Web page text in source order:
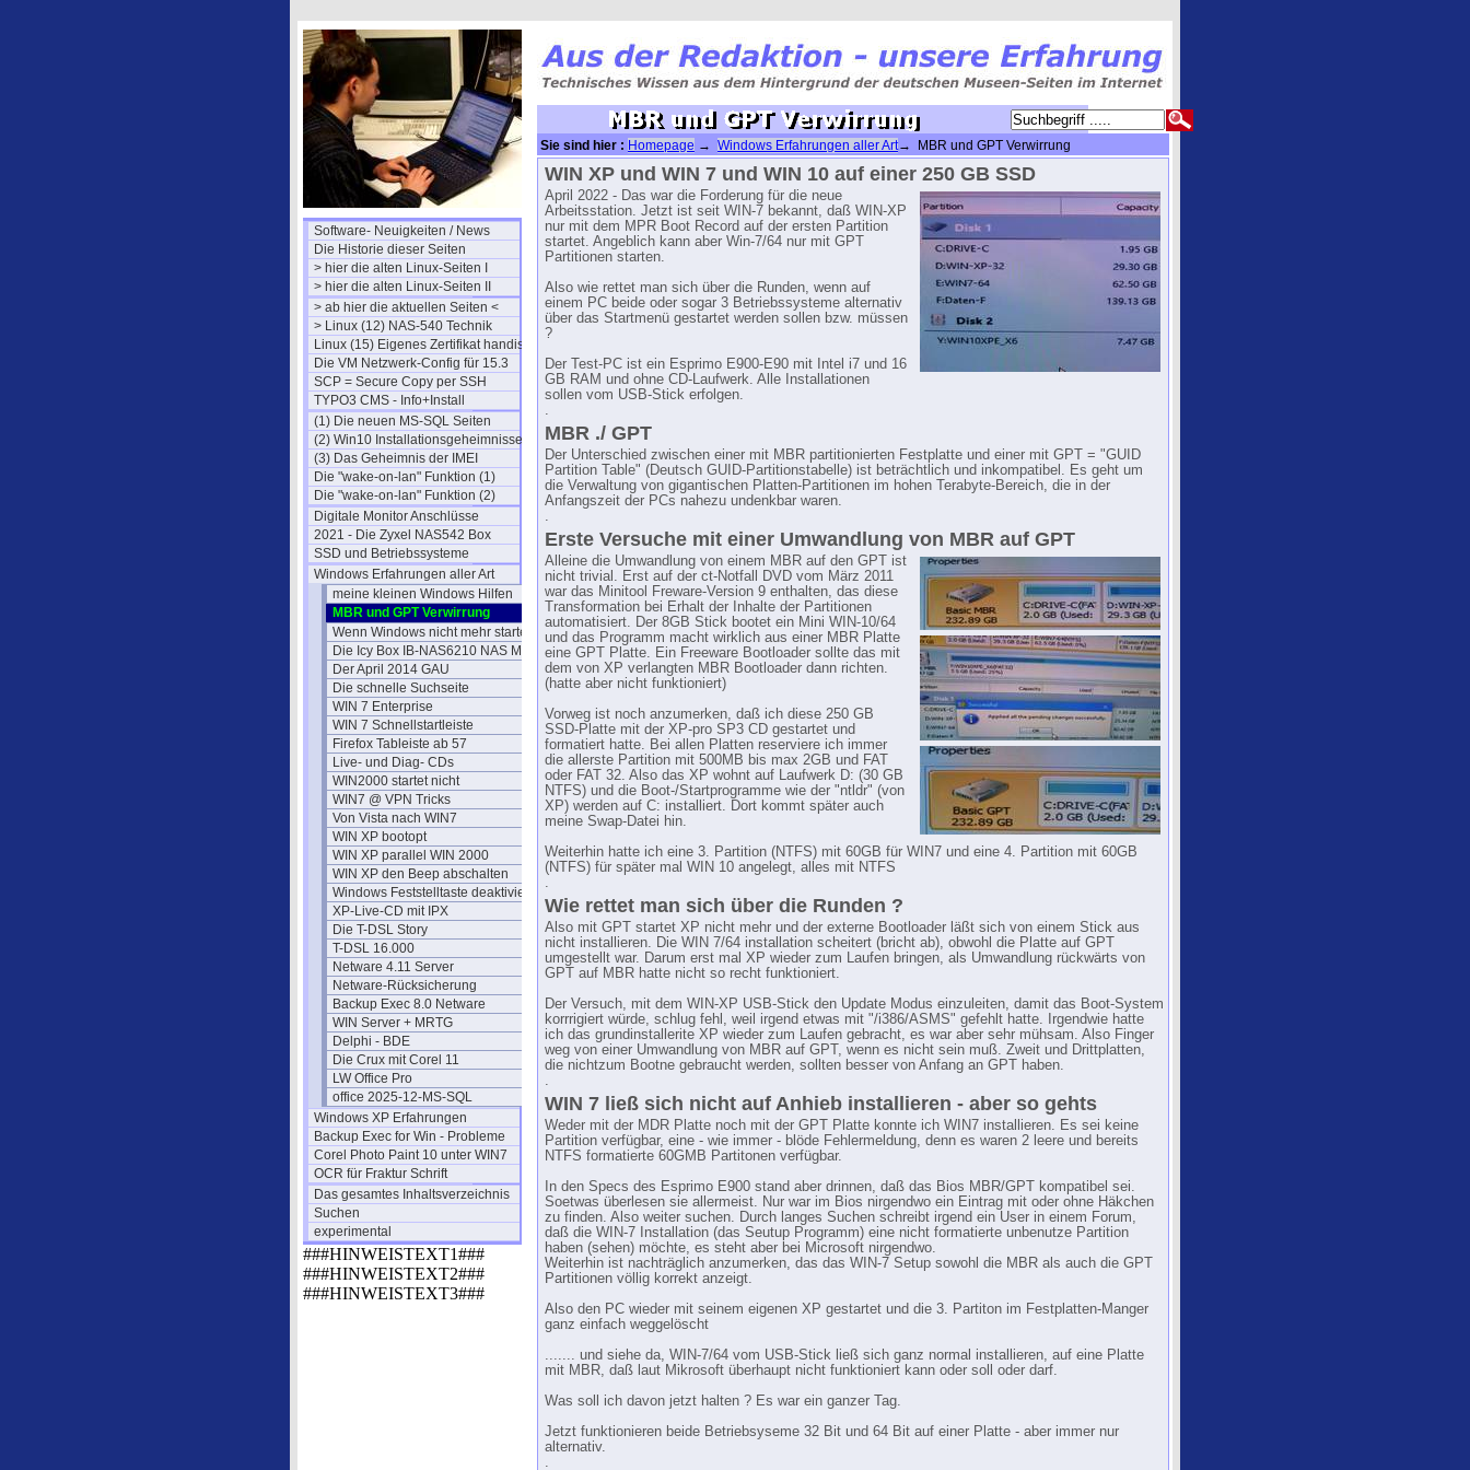
Software- Neuigkeiten / News
Die Historie dieser Seiten
> hier die alten Linux-Seiten I
> hier die alten Linux-Seiten II
> ab hier die aktuellen Seiten <
> Linux (12) NAS-540 Technik
Linux (15) Eigenes Zertifikat handisch
Die VM Netzwerk-Config für 15.3
SCP = Secure Copy per SSH
TYPO3 CMS - Info+Install
(1) Die neuen MS-SQL Seiten
(2) Win10 Installationsgeheimnisse
(3) Das Geheimnis der IMEI
Die "wake-on-lan" Funktion (1)
Die "wake-on-lan" Funktion (2)
Digitale Monitor Anschlüsse
2021 - Die Zyxel NAS542 Box
SSD und Betriebssysteme
Windows Erfahrungen aller Art
meine kleinen Windows Hilfen
MBR und GPT Verwirrung
Wenn Windows nicht mehr startet
Die Icy Box IB-NAS6210 NAS Media Server
Der April 2014 GAU
Die schnelle Suchseite
WIN 7 Enterprise
WIN 7 Schnellstartleiste
Firefox Tableiste ab 57
Live- und Diag- CDs
WIN2000 startet nicht
WIN7 @ VPN Tricks
Von Vista nach WIN7
WIN XP bootopt
WIN XP parallel WIN 2000
WIN XP den Beep abschalten
Windows Feststelltaste deaktivieren
XP-Live-CD mit IPX
Die T-DSL Story
T-DSL 16.000
Netware 4.11 Server
Netware-Rücksicherung
Backup Exec 8.0 Netware
WIN Server + MRTG
Delphi - BDE
Die Crux mit Corel 11
LW Office Pro
office 2025-12-MS-SQL
Windows XP Erfahrungen
Backup Exec for Win - Probleme
Corel Photo Paint 10 unter WIN7
OCR für Fraktur Schrift
Das gesamtes Inhaltsverzeichnis
Suchen
experimental
###HINWEISTEXT1###
###HINWEISTEXT2###
###HINWEISTEXT3###
Sie sind hier : Homepage → Windows Erfahrungen aller Art→ MBR und GPT Verwirrung
WIN XP und WIN 7 und WIN 10 auf einer 250 GB SSD
April 2022 - Das war die Forderung für die neue
Arbeitsstation. Jetzt ist seit WIN-7 bekannt, daß WIN-XP
nur mit dem MPR Boot Record auf der ersten Partition
startet. Angeblich kann aber Win-7/64 nur mit GPT
Partitionen starten.
Also wie rettet man sich über die Runden, wenn auf
einem PC beide oder sogar 3 Betriebssysteme alternativ
über das Startmenü gestartet werden sollen bzw. müssen
?
Der Test-PC ist ein Esprimo E900-E90 mit Intel i7 und 16
GB RAM und ohne CD-Laufwerk. Alle Installationen
sollen vom USB-Stick erfolgen.
.
MBR ./ GPT
Der Unterschied zwischen einer mit MBR partitionierten Festplatte und einer mit GPT = "GUID
Partition Table" (Deutsch GUID-Partitionstabelle) ist beträchtlich und inkompatibel. Es geht um
die Verwaltung von gigantischen Platten-Partitionen im hohen Terabyte-Bereich, die in der
Anfangszeit der PCs nahezu undenkbar waren.
.
Erste Versuche mit einer Umwandlung von MBR auf GPT
Alleine die Umwandlung von einem MBR auf den GPT ist
nicht trivial. Erst auf der ct-Notfall DVD vom März 2011
war das Minitool Freware-Version 9 enthalten, das diese
Transformation bei Erhalt der Inhalte der Partitionen
automatisiert. Der 8GB Stick bootet ein Mini WIN-10/64
und das Programm macht wirklich aus einer MBR Platte
eine GPT Platte. Ein Freeware Bootloader sollte das mit
dem von XP verlangten MBR Bootloader dann richten.
(hatte aber nicht funktioniert)
Vorweg ist noch anzumerken, daß ich diese 250 GB
SSD-Platte mit der XP-pro SP3 CD gestartet und
formatiert hatte. Bei allen Platten reserviere ich immer
die allerste Partition mit 500MB bis max 2GB und FAT
oder FAT 32. Also das XP wohnt auf Laufwerk D: (30 GB
NTFS) und die Boot-/Startprogramme wie der "ntldr" (von
XP) werden auf C: installiert. Dort kommt später auch
meine Swap-Datei hin.
Weiterhin hatte ich eine 3. Partition (NTFS) mit 60GB für WIN7 und eine 4. Partition mit 60GB
(NTFS) für später mal WIN 10 angelegt, alles mit NTFS
.
Wie rettet man sich über die Runden ?
Also mit GPT startet XP nicht mehr und der externe Bootloader läßt sich von einem Stick aus
nicht installieren. Die WIN 7/64 installation scheitert (bricht ab), obwohl die Platte auf GPT
umgestellt war. Darum erst mal XP wieder zum Laufen bringen, als Umwandlung rückwärts von
GPT auf MBR hatte nicht so recht funktioniert.
Der Versuch, mit dem WIN-XP USB-Stick den Update Modus einzuleiten, damit das Boot-System
korrrigiert würde, schlug fehl, weil irgend etwas mit "/i386/ASMS" gefehlt hatte. Irgendwie hatte
ich das grundinstallerite XP wieder zum Laufen gebracht, es war aber sehr mühsam. Also Finger
weg von einer Umwandlung von MBR auf GPT, wenn es nicht sein muß. Zweit und Drittplatten,
die nichtzum Bootne gebraucht werden, sollten besser von Anfang an GPT haben.
.
WIN 7 ließ sich nicht auf Anhieb installieren - aber so gehts
Weder mit der MDR Platte noch mit der GPT Platte konnte ich WIN7 installieren. Es sei keine
Partition verfügbar, eine - wie immer - blöde Fehlermeldung, denn es waren 2 leere und bereits
NTFS formatierte 60GMB Partitonen verfügbar.
In den Specs des Esprimo E900 stand aber drinnen, daß das Bios MBR/GPT kompatibel sei.
Soetwas überlesen sie allermeist. Nur war im Bios nirgendwo ein Eintrag mit oder ohne Häkchen
zu finden. Also weiter suchen. Durch langes Suchen schreibt irgend ein User in einem Forum,
daß die WIN-7 Installation (das Seutup Programm) eine nicht formatierte unbenutze Partition
haben (sehen) möchte, es steht aber bei Microsoft nirgendwo.
Weiterhin ist nachträglich anzumerken, das das WIN-7 Setup sowohl die MBR als auch die GPT
Partitionen völlig korrekt anzeigt.
Also den PC wieder mit seinem eigenen XP gestartet und die 3. Partiton im Festplatten-Manger
ganz einfach weggelöscht
....... und siehe da, WIN-7/64 vom USB-Stick ließ sich ganz normal installieren, auf eine Platte
mit MBR, daß laut Mikrosoft überhaupt nicht funktioniert kann oder soll oder darf.
Was soll ich davon jetzt halten ? Es war ein ganzer Tag.
Jetzt funktionieren beide Betriebsyseme 32 Bit und 64 Bit auf einer Platte - aber immer nur
alternativ.
.